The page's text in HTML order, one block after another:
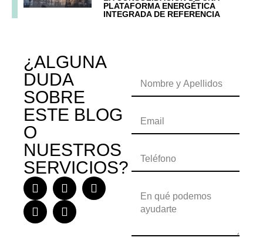
PLATAFORMA ENERGÉTICA
INTEGRADA DE REFERENCIA
¿ALGUNA
DUDA
SOBRE
ESTE BLOG
O
NUESTROS
SERVICIOS?